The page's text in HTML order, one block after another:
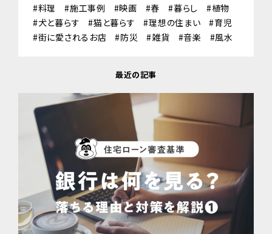
料理
施工事例 映画 春 暮らし
植物
犬と暮らす
猫と暮らす 理想の住まい
育児
街に愛されるお店
防災 雑貨 音楽 風水
最近の記事